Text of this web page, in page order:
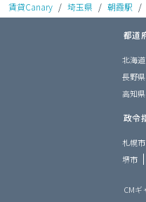
賃貸Canary / 埼玉県 / 朝霞駅 /
都道
北海道
長野県
高知県
政令
札幌市
堺市
CMギ